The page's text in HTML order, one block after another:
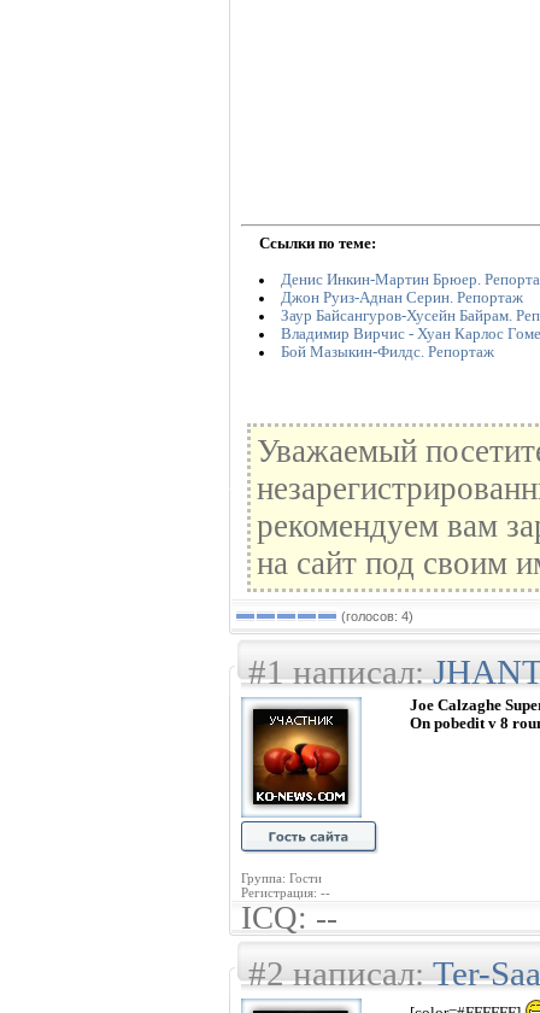
Ссылки по теме:
Денис Инкин-Мартин Брюер.
Джон Руиз-Аднан Серин. Репортаж
Заур Байсангуров-Хусейн Байрам.
Владимир Вирчис - Хуан Карлос
Бой Мазыкин-Филдс. Репортаж
Уважаемый
рекомендуем вам
на сайт под своим
(голосов: 4)
#1 написал:
Группа: Гости
Регистрация: --
Joe Calzaghe
On pobedit v 8
ICQ: --
#2 написал:Ter-